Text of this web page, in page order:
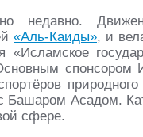
недавно.
«Аль-Каиды», и
«Исламское
спонсором
Башаром Асадом.
сфере.